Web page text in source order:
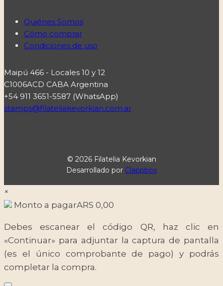
Quiénes Somos
Cómo comprar
Condiciones de uso
Maipú 466 - Locales 10 y 12
C1006ACD CABA Argentina
+54 911 3651-5587 (WhatsApp)
stamps@filateliakevorkian.com.ar
© 2026 Filatelia Kevorkian
Desarrollado por Clappbox
×
Monto a pagarARS 0,00
Debes escanear el código QR, haz clic en
«Continuar» para adjuntar la captura de pantalla
(es el único comprobante de pago) y podrás
completar la compra.